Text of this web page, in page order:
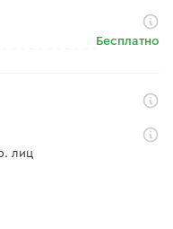
Бесплатно
лиц